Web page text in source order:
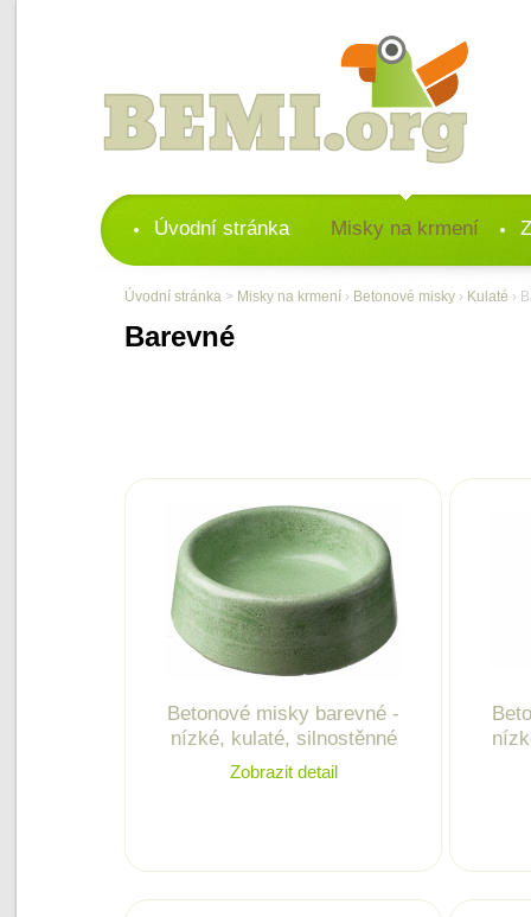
Úvodní stránka Misky na krmení
Úvodní stránka > Misky na krmení › Betonové misky › Kulaté ›
Barevné
Betonové misky barevné -
nízké, kulaté, silnostěnné
Zobrazit detail